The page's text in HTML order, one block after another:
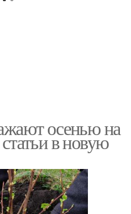
осенью на
в новую